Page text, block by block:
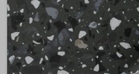
Fliesenaufkleber - Fischgrät-Aufkleber /
Special
Price
20,00 €